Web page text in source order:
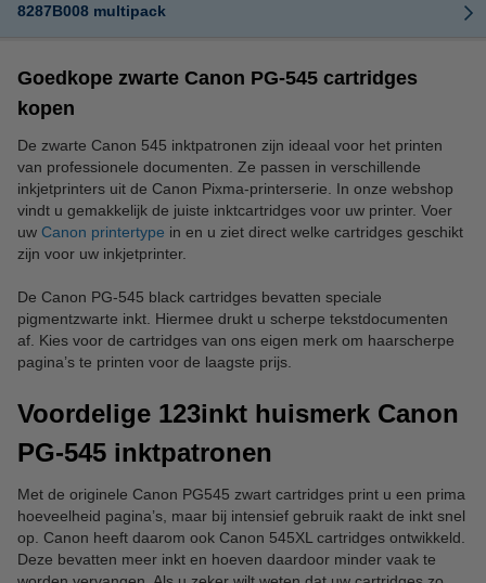
8287B008 multipack
Goedkope zwarte Canon PG-545 cartridges
kopen
De zwarte Canon 545 inktpatronen zijn ideaal voor het printen
van professionele documenten. Ze passen in verschillende
inkjetprinters uit de Canon Pixma-printerserie. In onze webshop
vindt u gemakkelijk de juiste inktcartridges voor uw printer. Voer
uw Canon printertype in en u ziet direct welke cartridges geschikt
zijn voor uw inkjetprinter.
De Canon PG-545 black cartridges bevatten speciale
pigmentzwarte inkt. Hiermee drukt u scherpe tekstdocumenten
af. Kies voor de cartridges van ons eigen merk om haarscherpe
pagina’s te printen voor de laagste prijs.
Voordelige 123inkt huismerk Canon
PG-545 inktpatronen
Met de originele Canon PG545 zwart cartridges print u een prima
hoeveelheid pagina’s, maar bij intensief gebruik raakt de inkt snel
op. Canon heeft daarom ook Canon 545XL cartridges ontwikkeld.
Deze bevatten meer inkt en hoeven daardoor minder vaak te